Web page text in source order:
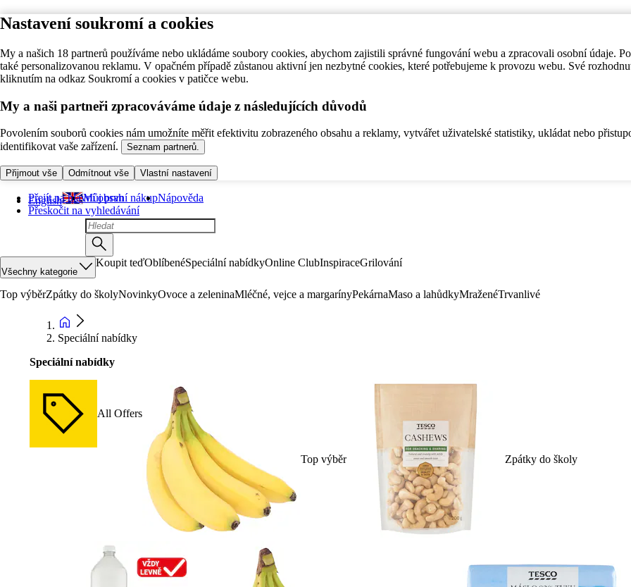
Nastavení soukromí a cookies
My a našich 18 partnerů používáme nebo ukládáme soubory cookies, abychom zajistili správné fungování webu a zpracovali osobní údaje.
také personalizovanou reklamu. V opačném případě zůstanou aktivní jen nezbytné cookies, které potřebujeme k provozu webu. Své
kliknutím na odkaz Soukromí a cookies v patičce webu.
My a naši partneři zpracováváme údaje z následujících důvodů
Povolením souborů cookies nám umožníte měřit efektivitu zobrazeného obsahu a reklamy, vytvářet uživatelské statistiky, ukládat nebo
identifikovat vaše zařízení.
Seznam partnerů.
Přijmout vše Odmítnout vše Vlastní nastavení
Přejít na hlavní obsah
Přeskočit na vyhledávání
English Můj první nákupNápověda
Všechny kategorie
Koupit teďOblíbenéSpeciální nabídkyOnline ClubInspiraceGrilování
Top výběrZpátky do školyNovinkyOvoce a zeleninaMléčné, vejce a margarínyPekárnaMaso a lahůdkyMraženéTrvanlivé
Speciální nabídky
Speciální nabídky
All Offers
Top výběr Zpátky do školy